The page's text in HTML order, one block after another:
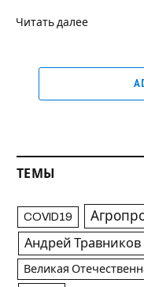
Читать далее
ТЕМЫ
COVID19
Андрей Травников
Великая